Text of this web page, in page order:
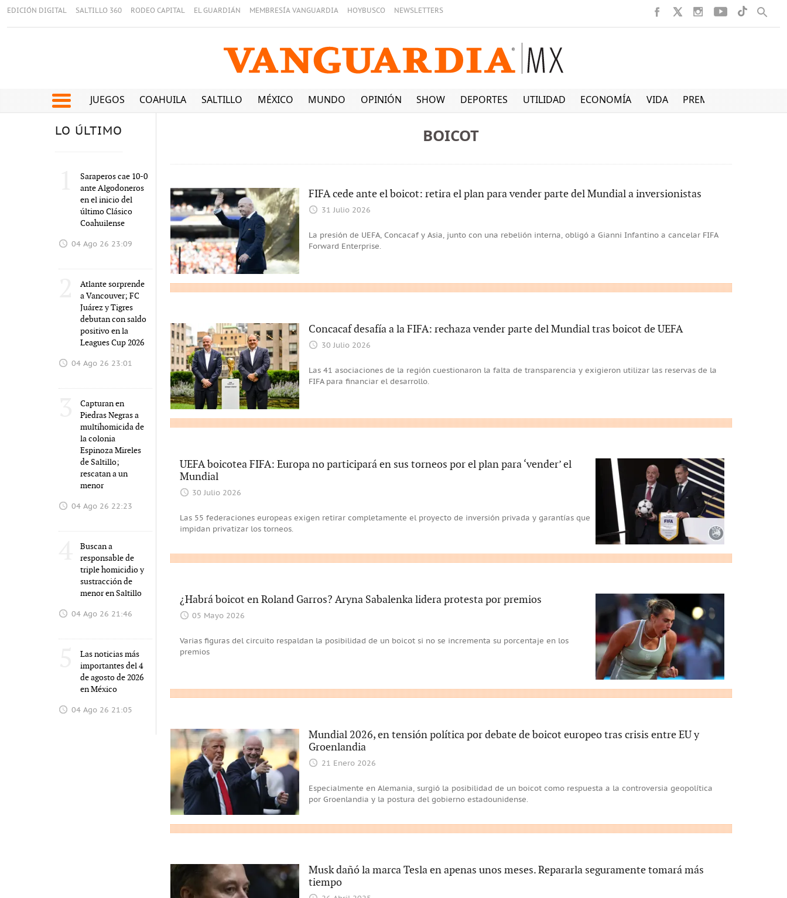
EDICIÓN DIGITAL SALTILLO 360 RODEO CAPITAL EL GUARDIÁN MEMBRESÍA VANGUARDIA HOYBUSCO NEWSLETTERS
JUEGOS COAHUILA SALTILLO MÉXICO MUNDO OPINIÓN SHOW DEPORTES UTILIDAD ECONOMÍA VIDA PREMIUM
LO ÚLTIMO
Saraperos cae 10-0
ante Algodoneros
en el inicio del
último Clásico
Coahuilense
04 Ago 26 23:09
Atlante sorprende
a Vancouver; FC
Juárez y Tigres
debutan con saldo
positivo en la
Leagues Cup 2026
04 Ago 26 23:01
Capturan en
Piedras Negras a
multihomicida de
la colonia
Espinoza Mireles
de Saltillo;
rescatan a un
menor
04 Ago 26 22:23
Buscan a
responsable de
triple homicidio y
sustracción de
menor en Saltillo
04 Ago 26 21:46
Las noticias más
importantes del 4
de agosto de 2026
en México
04 Ago 26 21:05
BOICOT
FIFA cede ante el boicot: retira el plan para vender parte del Mundial a inversionistas
31 Julio 2026
La presión de UEFA, Concacaf y Asia, junto con una rebelión interna, obligó a Gianni Infantino a cancelar FIFA
Forward Enterprise.
Concacaf desafía a la FIFA: rechaza vender parte del Mundial tras boicot de UEFA
30 Julio 2026
Las 41 asociaciones de la región cuestionaron la falta de transparencia y exigieron utilizar las reservas de la
FIFA para financiar el desarrollo.
UEFA boicotea FIFA: Europa no participará en sus torneos por el plan para ‘vender’ el
Mundial
30 Julio 2026
Las 55 federaciones europeas exigen retirar completamente el proyecto de inversión privada y garantías que
impidan privatizar los torneos.
¿Habrá boicot en Roland Garros? Aryna Sabalenka lidera protesta por premios
05 Mayo 2026
Varias figuras del circuito respaldan la posibilidad de un boicot si no se incrementa su porcentaje en los
premios
Mundial 2026, en tensión política por debate de boicot europeo tras crisis entre EU y
Groenlandia
21 Enero 2026
Especialmente en Alemania, surgió la posibilidad de un boicot como respuesta a la controversia geopolítica
por Groenlandia y la postura del gobierno estadounidense.
Musk dañó la marca Tesla en apenas unos meses. Repararla seguramente tomará más
tiempo